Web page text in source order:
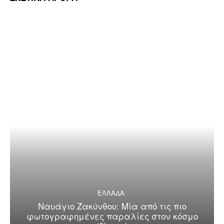
ΕΛΛΑΔΑ
Ναυάγιο Ζακύνθου: Μία από τις πιο
φωτογραφημένες παραλίες στον κόσμο